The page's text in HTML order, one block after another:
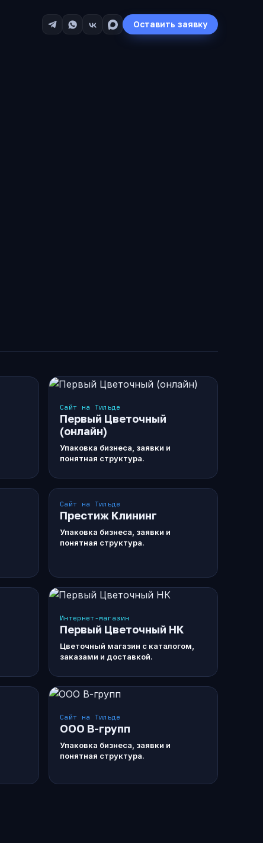
Оставить заявку
Сайт на Тильде
Первый Цветочный
(онлайн)
Упаковка бизнеса, заявки и
понятная структура.
Сайт на Тильде
Престиж Клининг
Упаковка бизнеса, заявки и
понятная структура.
Интернет-магазин
Первый Цветочный НК
Цветочный магазин с каталогом,
заказами и доставкой.
Сайт на Тильде
ООО В-групп
Упаковка бизнеса, заявки и
понятная структура.